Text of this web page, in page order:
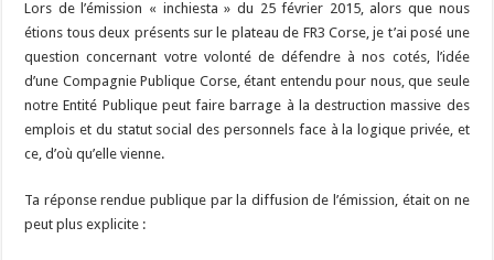
o
o
k
a
m
c
h
at
Li
n
k
o
n
t
p
p
bl
r
di
t
l
g
er
Lors de l’émission « inchiesta » du 25 février 2015, alors que nous
étions tous deux présents sur le plateau de FR3 Corse, je t’ai posé une
question concernant votre volonté de défendre à nos cotés, l’idée
d’une Compagnie Publique Corse, étant entendu pour nous, que seule
notre Entité Publique peut faire barrage à la destruction massive des
emplois et du statut social des personnels face à la logique privée, et
ce, d’où qu’elle vienne.
Ta réponse rendue publique par la diffusion de l’émission, était on ne
peut plus explicite :